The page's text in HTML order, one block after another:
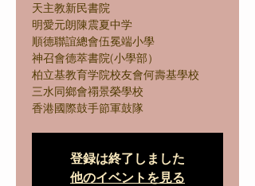
天主教新民書院
明愛元朗陳震夏中学
順德聯誼總會伍冕端小學
神召會德萃書院(小學部）
柏立基教育学院校友會何壽基學校
三水同鄉會禤景榮學校
香港國際鼓手節軍鼓隊
登録は終了しました
他のイベントを見る